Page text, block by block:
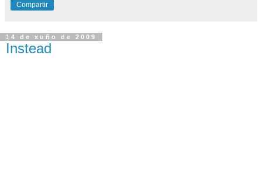
Compartir
14 de xuño de 2009
Instead